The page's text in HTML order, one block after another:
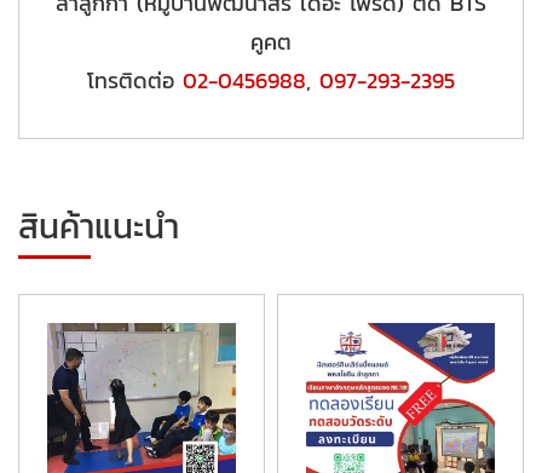
คูคต
โทรติดต่อ 02-0456988, 097-293-2395
สินค้าแนะนำ